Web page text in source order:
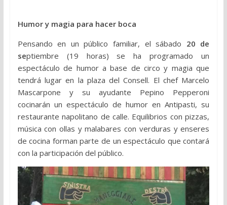
Humor y magia para hacer boca
Pensando en un público familiar, el sábado 20 de
septiembre (19 horas) se ha programado un
espectáculo de humor a base de circo y magia que
tendrá lugar en la plaza del Consell. El chef Marcelo
Mascarpone y su ayudante Pepino Pepperoni
cocinarán un espectáculo de humor en Antipasti, su
restaurante napolitano de calle. Equilibrios con pizzas,
música con ollas y malabares con verduras y enseres
de cocina forman parte de un espectáculo que contará
con la participación del público.